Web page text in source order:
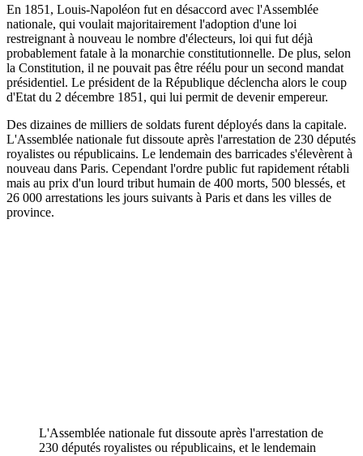
En 1851, Louis-Napoléon fut en désaccord avec l'Assemblée
nationale, qui voulait majoritairement l'adoption d'une loi
restreignant à nouveau le nombre d'électeurs, loi qui fut déjà
probablement fatale à la monarchie constitutionnelle. De plus, selon
la Constitution, il ne pouvait pas être réélu pour un second mandat
présidentiel. Le président de la République déclencha alors le coup
d'Etat du 2 décembre 1851, qui lui permit de devenir empereur.
Des dizaines de milliers de soldats furent déployés dans la capitale.
L'Assemblée nationale fut dissoute après l'arrestation de 230 députés
royalistes ou républicains. Le lendemain des barricades s'élevèrent à
nouveau dans Paris. Cependant l'ordre public fut rapidement rétabli
mais au prix d'un lourd tribut humain de 400 morts, 500 blessés, et
26 000 arrestations les jours suivants à Paris et dans les villes de
province.
L'Assemblée nationale fut dissoute après l'arrestation de
230 députés royalistes ou républicains, et le lendemain